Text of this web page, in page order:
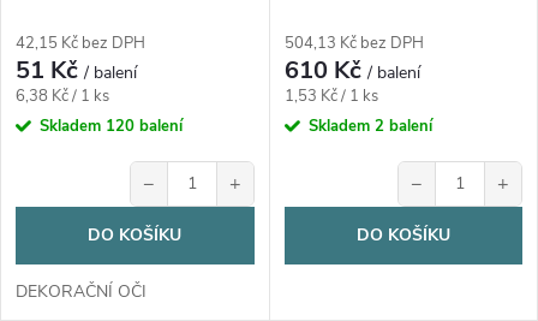
d
u
k
t
ů
d
u
ů
42,15 Kč bez DPH
51 Kč/ balení
Měrná
cena:
6,38 Kč / 1 ks
Skladem 120 balení
− +
DO KOŠÍKU
DEKORAČNÍ OČI
504,13 Kč bez DPH
610 Kč/ balení
Měrná
cena:
1,53 Kč / 1 ks
Skladem 2 balení
− +
DO KOŠÍKU